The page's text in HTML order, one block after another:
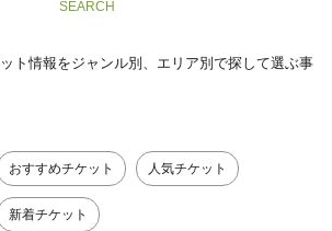
SEARCH
ト情報をジャンル別、エリア別で探して選ぶ事
おすすめチケット 人気チケット
新着チケット